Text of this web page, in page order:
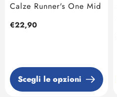
Calze Runner's One Mid
Prezzo
€22,90
Scegli le opzioni